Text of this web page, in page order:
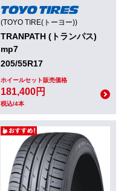
(TOYO TIRE(トーヨー))
TRANPATH (トランパス)
mp7
205/55R17
ホイールセット販売価格
181,400円
税込/4本